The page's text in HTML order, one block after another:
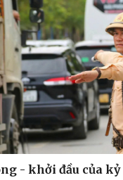
- khởi đầu của